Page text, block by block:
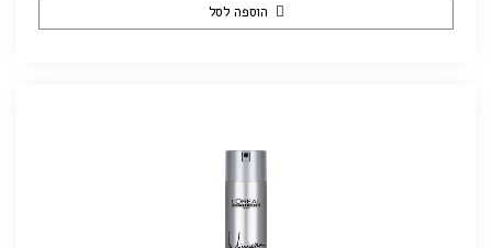
הוספה לסל